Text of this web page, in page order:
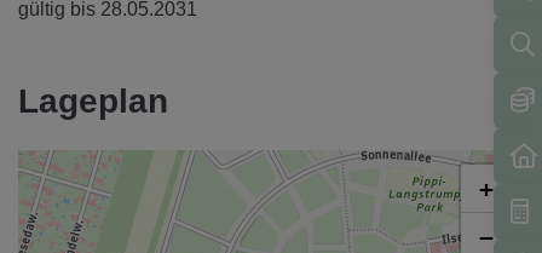
gültig bis 28.05.2031
Lageplan
+
−